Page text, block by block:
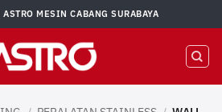
MESIN CABANG SURABAYA